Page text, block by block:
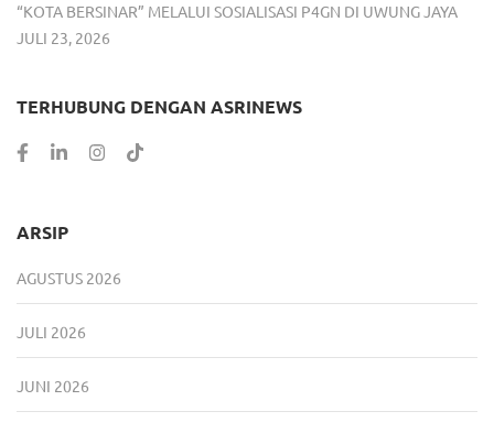
“KOTA BERSINAR” MELALUI SOSIALISASI P4GN DI UWUNG JAYA
JULI 23, 2026
TERHUBUNG DENGAN ASRINEWS
ARSIP
AGUSTUS 2026
JULI 2026
JUNI 2026